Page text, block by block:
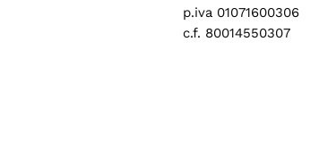
p.iva 01071600306
c.f. 80014550307